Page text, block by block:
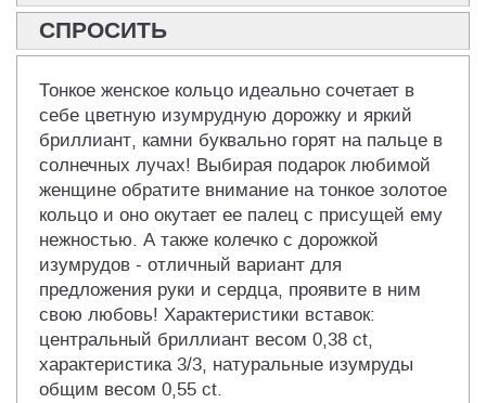
СПРОСИТЬ
Тонкое женское кольцо идеально сочетает в
себе цветную изумрудную дорожку и яркий
бриллиант, камни буквально горят на пальце в
солнечных лучах! Выбирая подарок любимой
женщине обратите внимание на тонкое золотое
кольцо и оно окутает ее палец с присущей ему
нежностью. А также колечко с дорожкой
изумрудов - отличный вариант для
предложения руки и сердца, проявите в ним
свою любовь! Характеристики вставок:
центральный бриллиант весом 0,38 ct,
характеристика 3/3, натуральные изумруды
общим весом 0,55 ct.